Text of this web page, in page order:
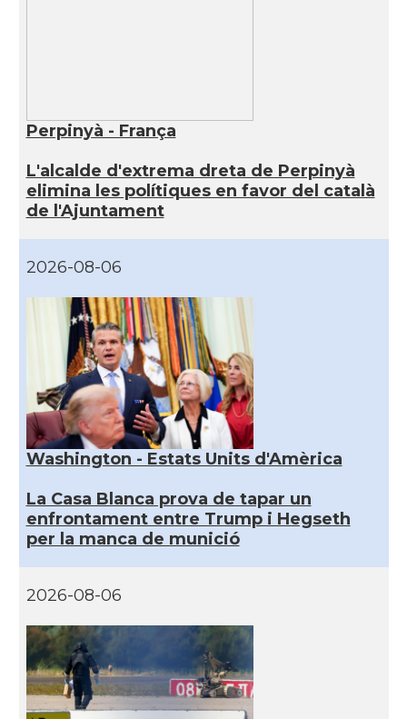
Perpinyà - França
L'alcalde d'extrema dreta de Perpinyà
elimina les polítiques en favor del català
de l'Ajuntament
2026-08-06
Washington - Estats Units d'Amèrica
La Casa Blanca prova de tapar un
enfrontament entre Trump i Hegseth
per la manca de munició
2026-08-06